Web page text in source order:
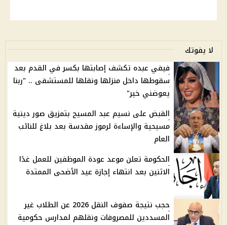
لا يفوتك
فيفي عبده تكشف إصابتها بكسر في القدم بعد
سقوطها داخل منزلها ونقلها للمستشفى .. "ربنا
يعوضني خير"
القبض على نسيم عبد المسيح بتمزيق صور دينية
مسيحية والإساءة لرموز مقدسة بعد بلاغ للنائب
العام
الحكومة تعلن موعد عودة الموظفين للعمل غدًا
الاثنين بعد انتهاء إجازة عيد الأضحى الممتدة
حجب نتيجة صفوف النقل 2026 عن الطلاب غير
المسددين للمصروفات ونقلهم لمدارس حكومية